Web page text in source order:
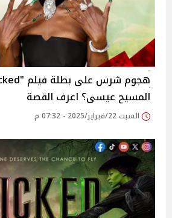
المسيح عيسى؟ اعرف القصة
السبت 22/فبراير/2025 - 07:32 م